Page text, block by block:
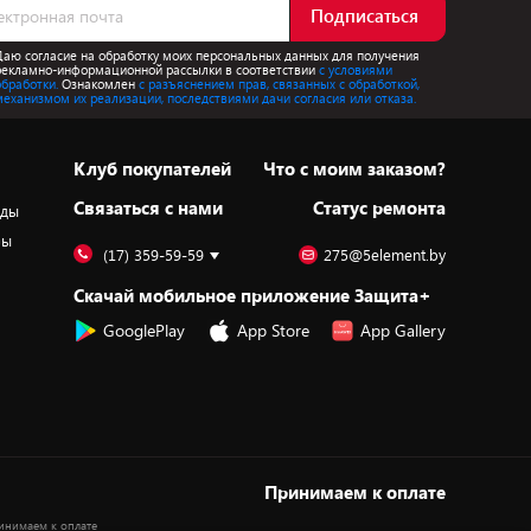
Подписаться
согласие на обработку моих персональных данных для получения
информационной рассылки в соответствиис условиями
Ознакомлен с разъяснением прав, связанных с обработкой,
их реализации, последствиями дачи согласия или отказа.
Клуб покупателей
Cвязаться с нами
Что с моим заказом?
Статус ремонта
(17) 359-59-59 275@5element.by
Скачай мобильное приложение Защита+
GooglePlay App Store App Gallery
Принимаем к оплате